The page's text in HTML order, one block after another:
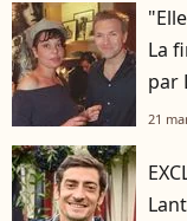
La
par
21